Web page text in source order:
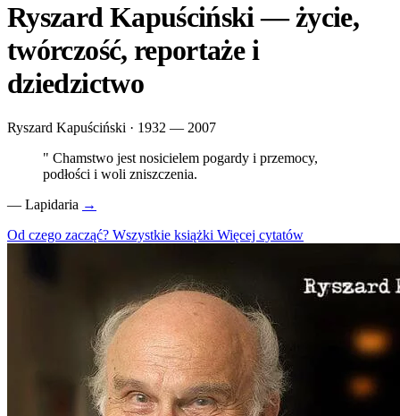
Ryszard Kapuściński — życie,
twórczość, reportaże i
dziedzictwo
Ryszard Kapuściński · 1932 — 2007
" Chamstwo jest nosicielem pogardy i przemocy,
podłości i woli zniszczenia.
— Lapidaria →
Od czego zacząć? Wszystkie książki Więcej cytatów